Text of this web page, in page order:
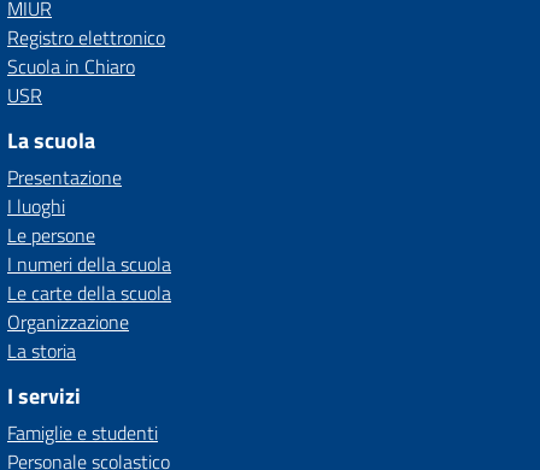
MIUR
Registro elettronico
Scuola in Chiaro
USR
La scuola
Presentazione
I luoghi
Le persone
I numeri della scuola
Le carte della scuola
Organizzazione
La storia
I servizi
Famiglie e studenti
Personale scolastico